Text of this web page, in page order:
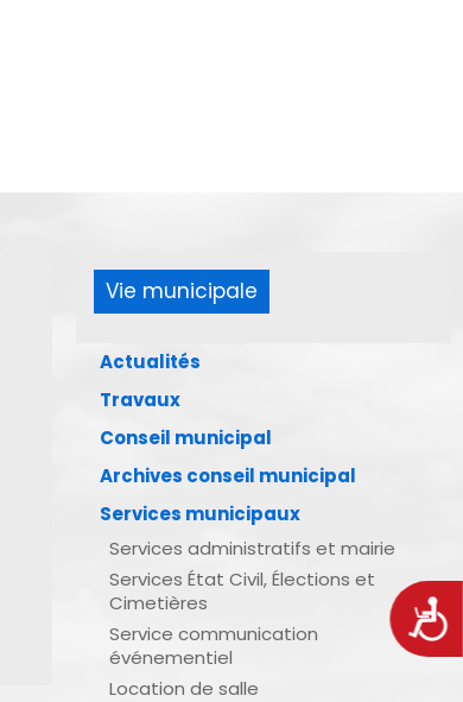
Vie municipale
Actualités
Travaux
Conseil municipal
Archives conseil municipal
Services municipaux
Services administratifs et mairie
Services État Civil, Élections et
Cimetières
Service communication
événementiel
Location de salle